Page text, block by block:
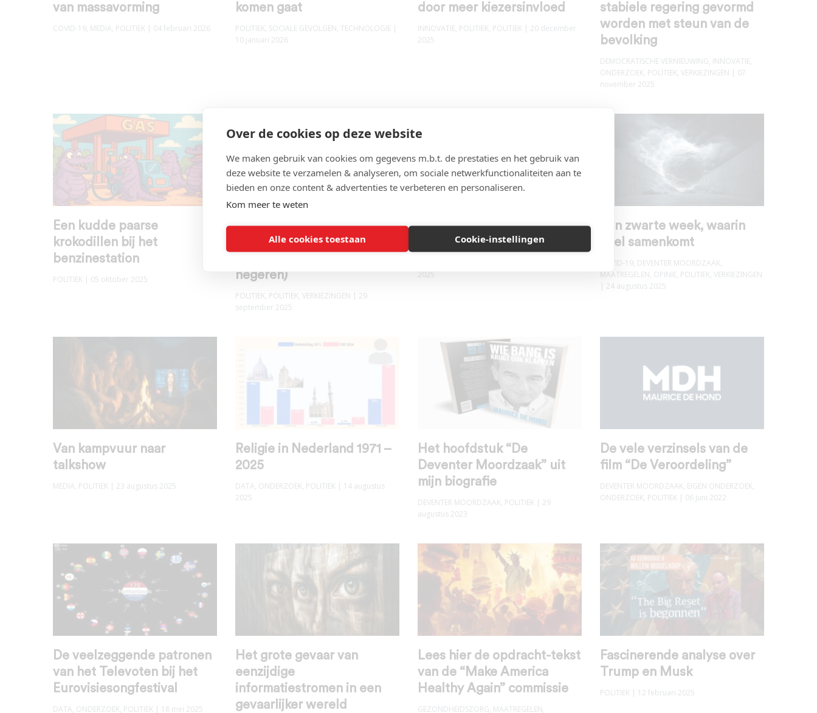
Over de cookies op deze website
We maken gebruik van cookies om gegevens m.b.t. de prestaties en het gebruik van
deze website te verzamelen & analyseren, om sociale netwerkfunctionaliteiten aan te
bieden en onze content & advertenties te verbeteren en personaliseren.
Kom meer te weten
Alle cookies toestaan Cookie-instellingen
van massavorming
COVID-19, MEDIA, POLITIEK | 04 februari 2026
komen gaat
POLITIEK, SOCIALE GEVOLGEN, TECHNOLOGIE |
10 januari 2026
door meer kiezersinvloed
INNOVATIE, POLITIEK, POLITIEK | 20 december
2025
stabiele regering gevormd
worden met steun van de
bevolking
DEMOCRATISCHE VERNIEUWING, INNOVATIE,
ONDERZOEK, POLITIEK, VERKIEZINGEN | 07
november 2025
Een kudde paarse
krokodillen bij het
benzinestation
POLITIEK | 05 oktober 2025
De verborgen kloof die
Nederland splijt (en
negeren)
POLITIEK, POLITIEK, VERKIEZINGEN | 29
september 2025
Ook na 29 oktober zal het
niet beter gaan
2025
Een zwarte week, waarin
veel samenkomt
COVID-19, DEVENTER MOORDZAAK,
MAATREGELEN, OPINIE, POLITIEK, VERKIEZINGEN
| 24 augustus 2025
Van kampvuur naar
talkshow
MEDIA, POLITIEK | 23 augustus 2025
Religie in Nederland 1971 –
2025
DATA, ONDERZOEK, POLITIEK | 14 augustus
2025
Het hoofdstuk “De
Deventer Moordzaak” uit
mijn biografie
DEVENTER MOORDZAAK, POLITIEK | 29
augustus 2023
De vele verzinsels van de
film “De Veroordeling”
DEVENTER MOORDZAAK, EIGEN ONDERZOEK,
ONDERZOEK, POLITIEK | 06 juni 2022
De veelzeggende patronen
van het Televoten bij het
Eurovisiesongfestival
DATA, ONDERZOEK, POLITIEK | 18 mei 2025
Het grote gevaar van
eenzijdige
informatiestromen in een
gevaarlijker wereld
Lees hier de opdracht-tekst
van de “Make America
Healthy Again” commissie
GEZONDHEIDSZORG, MAATREGELEN,
Fascinerende analyse over
Trump en Musk
POLITIEK | 12 februari 2025